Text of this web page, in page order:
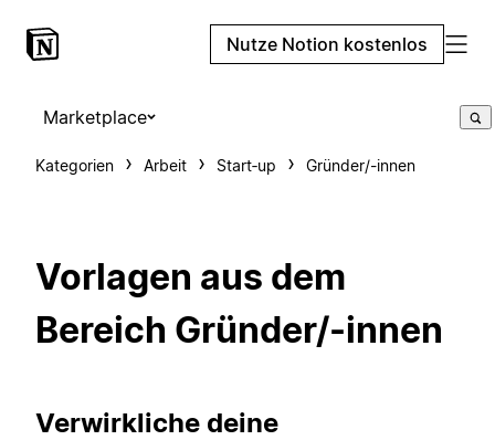
Nutze Notion kostenlos
Marketplace
Kategorien Arbeit Start‑up Gründer/-innen
Vorlagen aus dem
Bereich Gründer/-innen
Verwirkliche deine